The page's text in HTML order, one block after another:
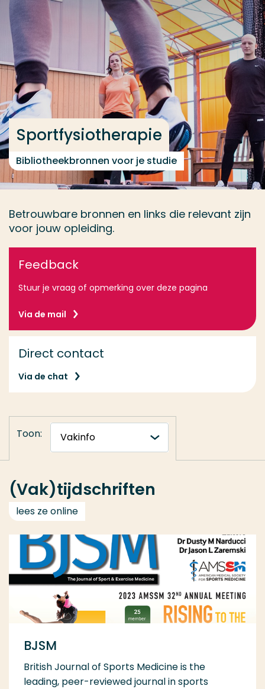
Ga direct naar de content
Sportfysiotherapie
Bibliotheekbronnen voor je studie
Betrouwbare bronnen en links die relevant zijn
voor jouw opleiding.
Feedback
Stuur je vraag of opmerking over deze pagina
Via de mail
Direct contact
Via de chat
Toon:
(Vak)tijdschriften
lees ze online
BJSM
British Journal of Sports Medicine is the
leading, peer-reviewed journal in sports
Veel gezocht
Opleiding
Contact